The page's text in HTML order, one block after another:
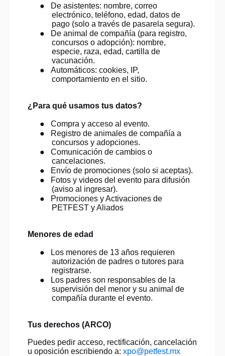
●
De asistentes: nombre, correo
electrónico, teléfono, edad, datos de
pago (solo a través de pasarela segura).
●
De animal de compañía (para registro,
concursos o adopción): nombre,
especie, raza, edad, cartilla de
vacunación.
●
Automáticos: cookies, IP,
comportamiento en el sitio.
¿Para qué usamos tus datos?
● Compra y acceso al evento.
●
Registro de animales de compañía a
concursos y adopciones.
●
Comunicación de cambios o
cancelaciones.
● Envío de promociones (solo si aceptas).
●
Fotos y videos del evento para difusión
(aviso al ingresar).
●
Promociones y Activaciones de
PETFEST y Aliados
Menores de edad
●
Los menores de 13 años requieren
autorización de padres o tutores para
registrarse.
●
Los padres son responsables de la
supervisión del menor y su animal de
compañía durante el evento.
Tus derechos (ARCO)
Puedes pedir acceso, rectificación, cancelación
u oposición escribiendo a: xpo@petfest.mx